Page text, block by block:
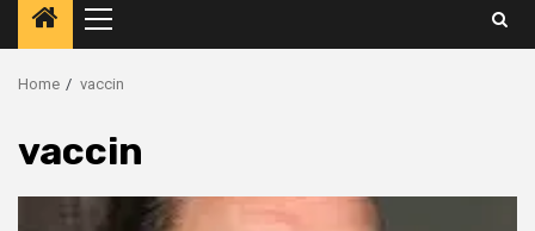
Primary
Menu
Home vaccin
vaccin